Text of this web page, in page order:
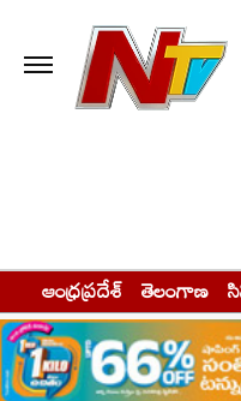
ఆంధ్రప్రదేశ్ తెలంగాణ